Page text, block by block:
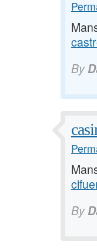
By
By